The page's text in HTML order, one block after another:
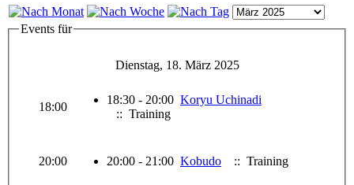
Events für
Dienstag, 18. März 2025
18:00
18:30 - 20:00 Koryu Uchinadi
:: Training
20:00 20:00 - 21:00 Kobudo :: Training